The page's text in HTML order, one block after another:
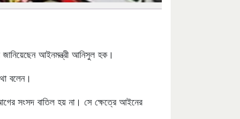
আইনমন্ত্রী আনিসুল হক।
বলেন।
সংসদ বাতিল হয় না। সে ক্ষেত্রে আইনের